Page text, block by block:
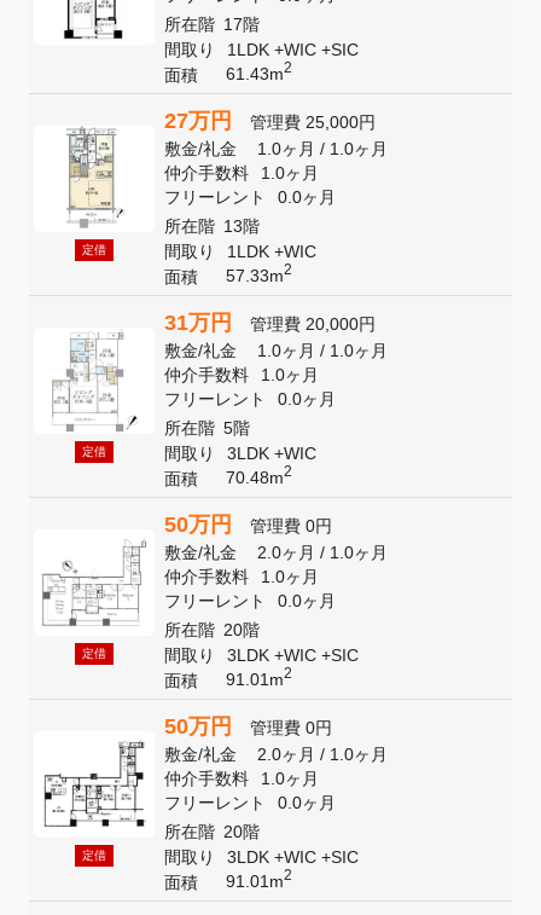
所在階 17階
間取り
1LDK +WIC +SIC
面積
61.43m2
定借
27万円 管理費 25,000円
敷金/礼金 1.0ヶ月/ 1.0ヶ月
仲介手数料
1.0ヶ月
フリーレント
0.0ヶ月
所在階 13階
間取り
1LDK +WIC
面積
57.33m2
定借
31万円 管理費 20,000円
敷金/礼金 1.0ヶ月/ 1.0ヶ月
仲介手数料
1.0ヶ月
フリーレント
0.0ヶ月
所在階 5階
間取り
3LDK +WIC
面積
70.48m2
定借
50万円 管理費 0円
敷金/礼金 2.0ヶ月/ 1.0ヶ月
仲介手数料
1.0ヶ月
フリーレント
0.0ヶ月
所在階 20階
間取り
3LDK +WIC +SIC
面積
91.01m2
定借
50万円 管理費 0円
敷金/礼金 2.0ヶ月/ 1.0ヶ月
仲介手数料
1.0ヶ月
フリーレント
0.0ヶ月
所在階 20階
間取り
3LDK +WIC +SIC
面積
91.01m2